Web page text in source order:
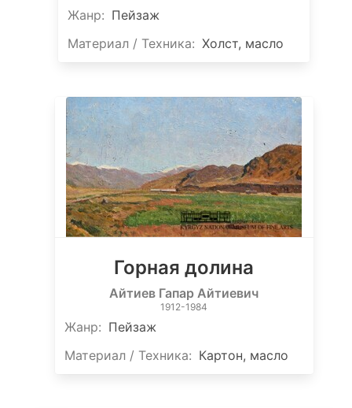
Жанр: Пейзаж
Материал / Техника: Холст, масло
Горная долина
Айтиев Гапар Айтиевич
1912-1984
Жанр: Пейзаж
Материал / Техника: Картон, масло